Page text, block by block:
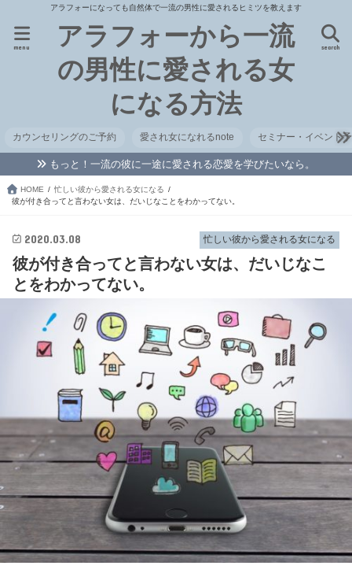
アラフォーになっても自然体で一流の男性に愛されるヒミツを教えます
アラフォーから一流
の男性に愛される女
になる方法
search
menu
カウンセリングのご予約 愛され女になれるnote セミナー・イベント
もっと！一流の彼に一途に愛される恋愛を学びたいなら。
HOME
忙しい彼から愛される女になる
彼が付き合ってと言わない女は、だいじなことをわかってない。
忙しい彼から愛される女になる
2020.03.08
彼が付き合ってと言わない女は、だいじなこ
とをわかってない。